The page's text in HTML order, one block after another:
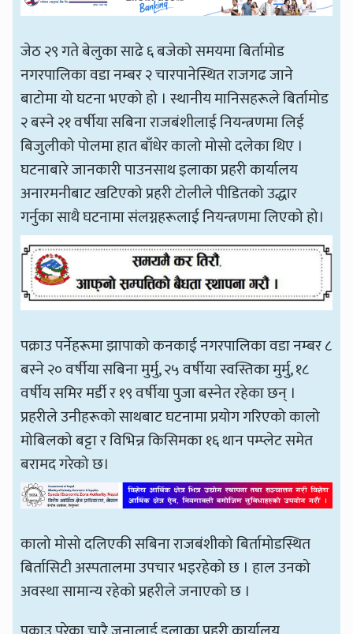
जेठ २९ गते बेलुका साढे ६ बजेको समयमा बिर्तामोड
नगरपालिका वडा नम्बर २ चारपानेस्थित राजगढ जाने
बाटोमा यो घटना भएको हो । स्थानीय मानिसहरूले बिर्तामोड
२ बस्ने २१ वर्षीया सबिना राजबंशीलाई नियन्त्रणमा लिई
बिजुलीको पोलमा हात बाँधेर कालो मोसो दलेका थिए ।
घटनाबारे जानकारी पाउनसाथ इलाका प्रहरी कार्यालय
अनारमनीबाट खटिएको प्रहरी टोलीले पीडितको उद्धार
गर्नुका साथै घटनामा संलग्नहरूलाई नियन्त्रणमा लिएको हो।
पक्राउ पर्नेहरूमा झापाको कनकाई नगरपालिका वडा नम्बर ८
बस्ने २० वर्षीया सबिना मुर्मु, २५ वर्षीया स्वस्तिका मुर्मु, १८
वर्षीय समिर मर्डी र १९ वर्षीया पुजा बस्नेत रहेका छन् ।
प्रहरीले उनीहरूको साथबाट घटनामा प्रयोग गरिएको कालो
मोबिलको बट्टा र विभिन्न किसिमका १६ थान पम्प्लेट समेत
बरामद गरेको छ।
कालो मोसो दलिएकी सबिना राजबंशीको बिर्तामोडस्थित
बिर्तासिटी अस्पतालमा उपचार भइरहेको छ । हाल उनको
अवस्था सामान्य रहेको प्रहरीले जनाएको छ ।